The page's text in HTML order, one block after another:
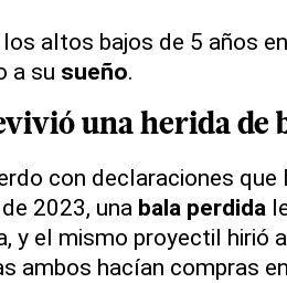
los altos bajos de 5 años
a su sueño.
una herida de
con declaraciones que
2023, una bala perdida
y el mismo proyectil hirió
ambos hacían compras